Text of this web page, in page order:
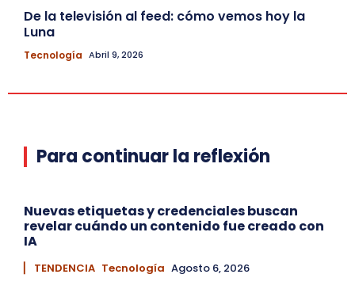
De la televisión al feed: cómo vemos hoy la
Luna
Tecnología Abril 9, 2026
Para continuar la reflexión
Nuevas etiquetas y credenciales buscan
revelar cuándo un contenido fue creado con
IA
▏ TENDENCIA Tecnología Agosto 6, 2026